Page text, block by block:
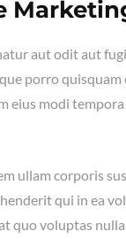
aut odit aut
porro
eius modi
ullam corporis
qui in ea
quo voluptas